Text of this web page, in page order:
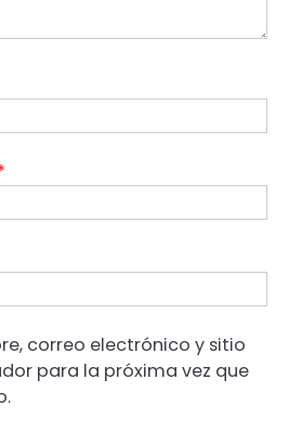
correo electrónico y sitio
para la próxima vez que